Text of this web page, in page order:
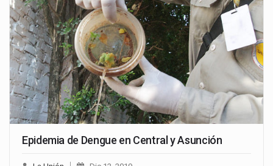
Epidemia de Dengue en Central y Asunción